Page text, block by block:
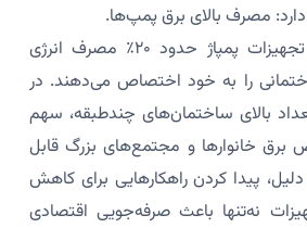
مصرف بالای برق پمپ‌ها.
طبق آمارهای جهانی، تجهیزات پمپاژ حدود ۲۰٪ مصرف انرژی
را به خود اختصاص می‌دهند. در
بالای ساختمان‌های چندطبقه، سهم
خانوارها و مجتمع‌های بزرگ قابل
پیدا کردن راهکارهایی برای کاهش
نه‌تنها باعث صرفه‌جویی اقتصادی